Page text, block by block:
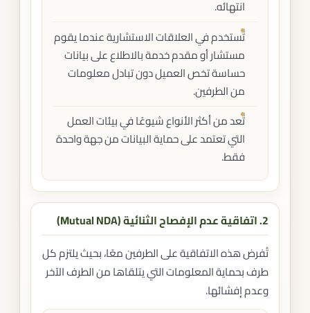
انتهائه.
تُستخدم في العلاقات الاستشارية عندما يقوم
مستشار أو مقدم خدمة بالاطلاع على بيانات
حساسة تخص العميل دون تبادل معلومات
من الطرفين.
تُعد من أكثر الأنواع شيوعًا في بيئات العمل
التي تعتمد على حماية البيانات من جهة واحدة
فقط.
2. اتفاقية عدم الإفصاح الثنائية (Mutual NDA)
تُفرض هذه الاتفاقية على الطرفين معًا، بحيث يلتزم كل
طرف بحماية المعلومات التي يتلقاها من الطرف الآخر
وعدم إفشائها.